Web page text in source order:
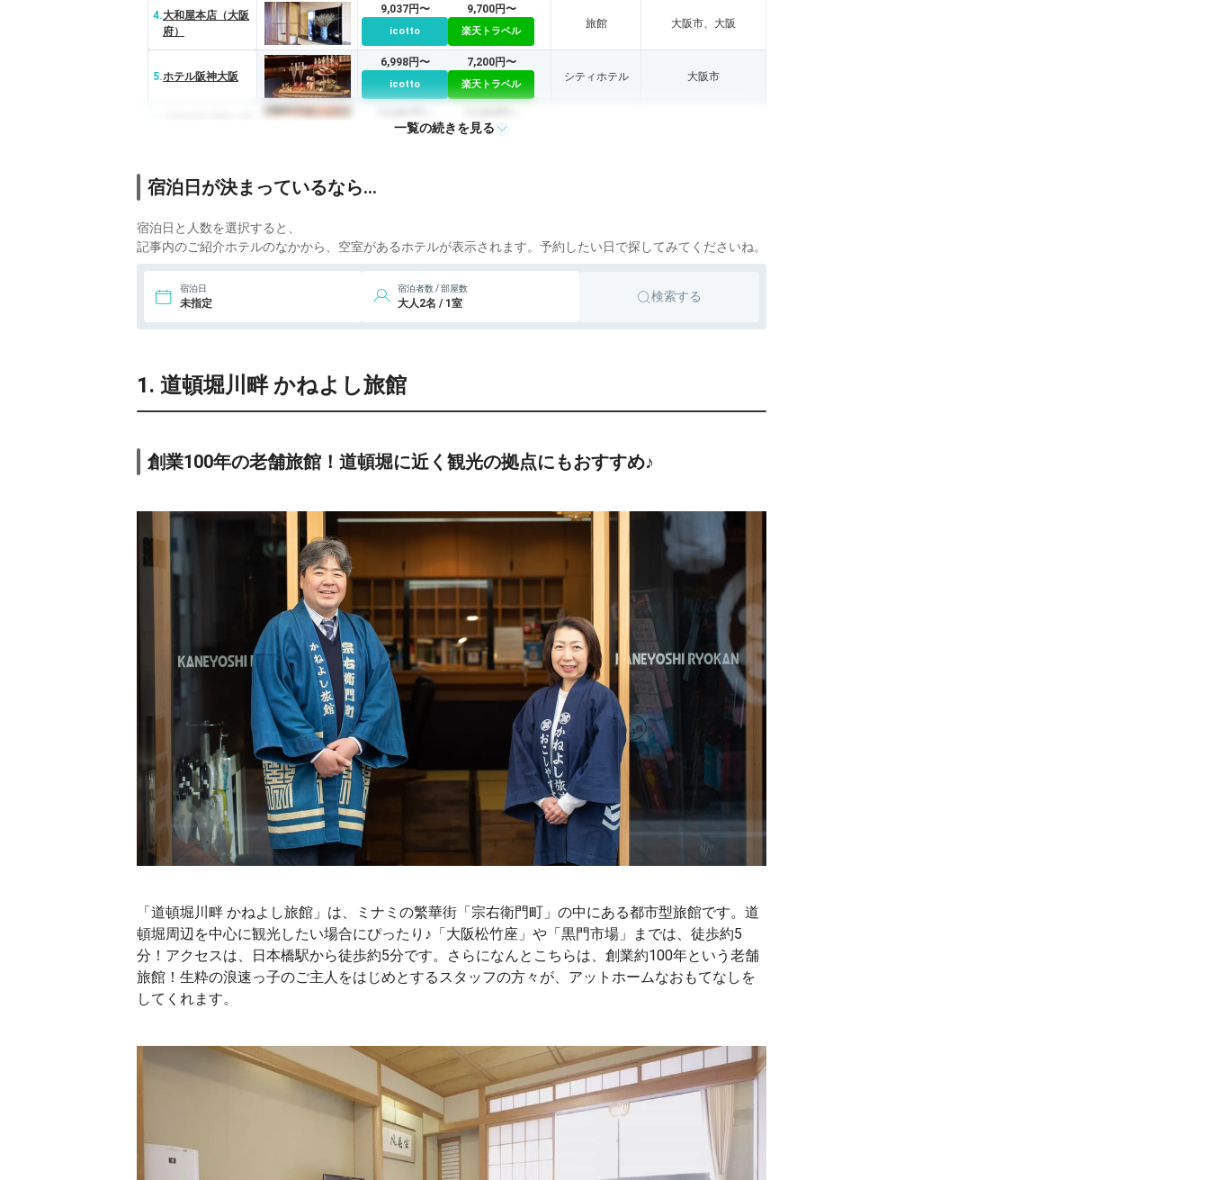
4.大和屋本店（大阪
府）
9,037円〜
icotto
9,700円〜
楽天トラベル
旅館 大阪市、大阪
5.ホテル阪神大阪
6,998円〜
icotto
7,200円〜
楽天トラベル
シティホテル 大阪市
icotto 楽天トラベル
7.今里旅館
8. ホテルニューオー
タニ大阪
icotto 楽天トラベル
MIMARU大阪 心
斎橋WEST
20,543円〜
icotto
20,800円〜
楽天トラベル
大阪、大阪市、心斎橋
5,000円〜
一覧の続きを見る
宿泊日が決まっているなら…
宿泊日と人数を選択すると、
記事内のご紹介ホテルのなかから、空室があるホテルが表示されます。予約したい日で探してみてくださいね。
宿泊日
未指定
宿泊者数 / 部屋数
大人2名 / 1室 検索する
1. 道頓堀川畔 かねよし旅館
創業100年の老舗旅館！道頓堀に近く観光の拠点にもおすすめ♪
「道頓堀川畔 かねよし旅館」は、ミナミの繁華街「宗右衛門町」の中にある都市型旅館です。道
頓堀周辺を中心に観光したい場合にぴったり♪「大阪松竹座」や「黒門市場」までは、徒歩約5
分！アクセスは、日本橋駅から徒歩約5分です。さらになんとこちらは、創業約100年という老舗
旅館！生粋の浪速っ子のご主人をはじめとするスタッフの方々が、アットホームなおもてなしを
してくれます。